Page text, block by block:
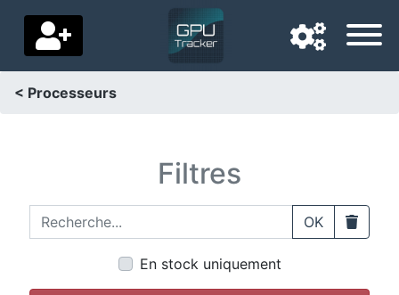
Accueil
Baisses de prix
Paramètres
< Processeurs
Filtres
Recherche... OK Clear
En stock uniquement